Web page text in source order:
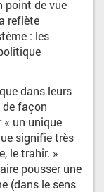
point de vue
reflète
: les
dans leurs
façon
« un unique
signifie très
le trahir. »
pousser une
(dans le sens